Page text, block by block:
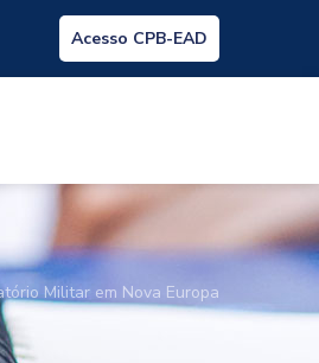
Acesso CPB-EAD
Militar em Nova Europa